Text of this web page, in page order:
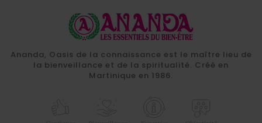
Ananda, Oasis de la connaissance est le maître lieu de
la bienveillance et de la spiritualité. Créé en
Martinique en 1986.